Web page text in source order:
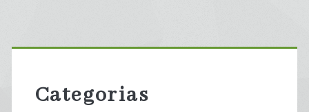
Primary
Sidebar
Categorias